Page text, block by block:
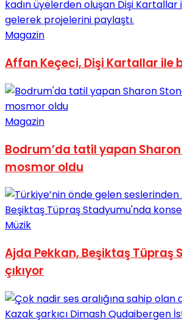
Magazin
Affan Keçeci, Dişi Kartallar ile
Magazin
Bodrum’da tatil yapan Sharon
mosmor oldu
Müzik
Ajda Pekkan, Beşiktaş Tüpraş
çıkıyor